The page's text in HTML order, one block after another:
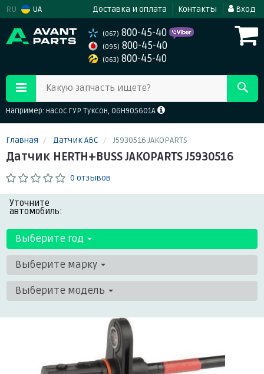
RU UA Доставка и оплата Контакты Вход
(067) 800-45-40
(095) 800-45-40
(063) 800-45-40
Какую запчасть ищете?
Например: насос ГУР Туксон, 06H905601A
Главная Датчик АБС J5930516 JAKOPARTS
Датчик HERTH+BUSS JAKOPARTS J5930516
0 отзывов
Уточните
автомобиль:
Выберите год
Выберите марку
Выберите модель